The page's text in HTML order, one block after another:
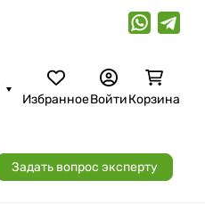
ИзбранноеВойтиКорзина
Задать вопрос эксперту